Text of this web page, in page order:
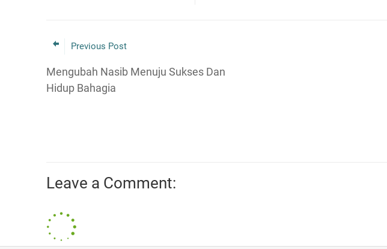
Previous Post
Mengubah Nasib Menuju Sukses Dan
Hidup Bahagia
Leave a Comment: